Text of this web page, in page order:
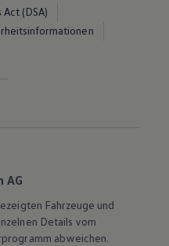
(DSA)
AG
Fahrzeuge und
Details vom
abweichen.